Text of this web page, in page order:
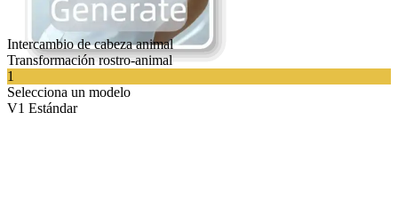
Intercambio de cabeza animal
Transformación rostro-animal
1
Selecciona un modelo
V1 Estándar